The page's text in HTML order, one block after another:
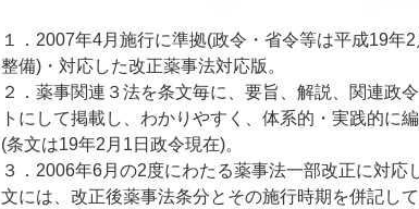
１．2007年4月施行に準拠(政令・省令等は平成19年
整備)・対応した改正薬事法対応版。
２．薬事関連３法を条文毎に、要旨、解説、関連政
トにして掲載し、わかりやすく、体系的・実践的に
(条文は19年2月1日政令現在)。
３．2006年6月の2度にわたる薬事法一部改正に対応
文には、改正後薬事法条分とその施行時期を併記し